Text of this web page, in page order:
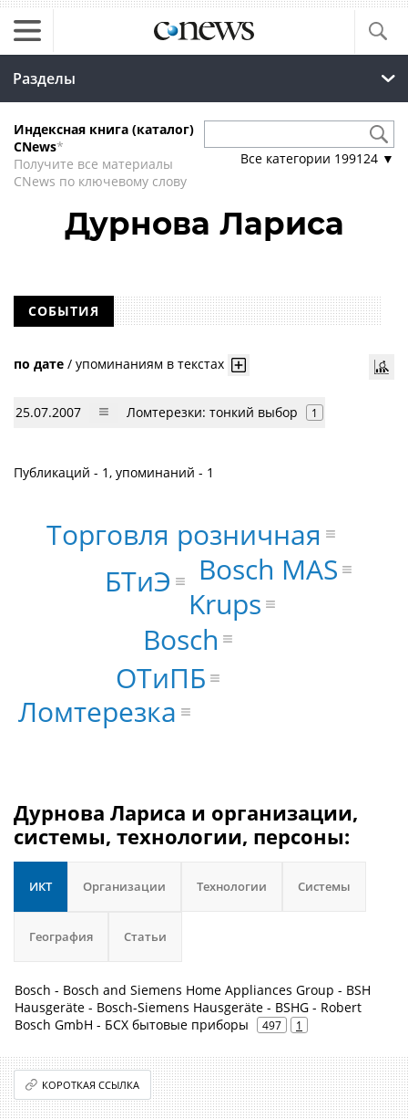
Разделы
Индексная книга (каталог)
CNews*
Получите все материалы
CNews по ключевому слову
Все категории 199124 ▼
Дурнова Лариса
СОБЫТИЯ
по дате / упоминаниям в текстах
25.07.2007 Ломтерезки: тонкий выбор 1
Публикаций - 1, упоминаний - 1
Bosch
Krups
БТиЭ
ОТиПБ
Ломтерезка
Bosch MAS
Торговля розничная
Дурнова Лариса и организации,
системы, технологии, персоны:
ИКТ Организации Технологии Системы
География Статьи
Bosch - Bosch and Siemens Home Appliances Group - BSH
Hausgeräte - Bosch-Siemens Hausgeräte - BSHG - Robert
Bosch GmbH - БСХ бытовые приборы
497 1
КОРОТКАЯ ССЫЛКА